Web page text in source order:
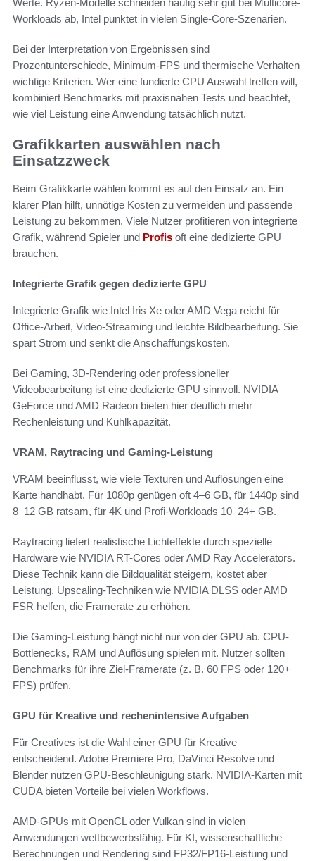
Workloads ab, Intel punktet in vielen Single-Core-Szenarien.
Bei der Interpretation von Ergebnissen sind
Prozentunterschiede, Minimum-FPS und thermische Verhalten
wichtige Kriterien. Wer eine fundierte CPU Auswahl treffen will,
kombiniert Benchmarks mit praxisnahen Tests und beachtet,
wie viel Leistung eine Anwendung tatsächlich nutzt.
Grafikkarten auswählen nach
Einsatzzweck
Beim Grafikkarte wählen kommt es auf den Einsatz an. Ein
klarer Plan hilft, unnötige Kosten zu vermeiden und passende
Leistung zu bekommen. Viele Nutzer profitieren von integrierte
Grafik, während Spieler und Profis oft eine dedizierte GPU
brauchen.
Integrierte Grafik gegen dedizierte GPU
Integrierte Grafik wie Intel Iris Xe oder AMD Vega reicht für
Office-Arbeit, Video-Streaming und leichte Bildbearbeitung. Sie
spart Strom und senkt die Anschaffungskosten.
Bei Gaming, 3D-Rendering oder professioneller
Videobearbeitung ist eine dedizierte GPU sinnvoll. NVIDIA
GeForce und AMD Radeon bieten hier deutlich mehr
Rechenleistung und Kühlkapazität.
VRAM, Raytracing und Gaming-Leistung
VRAM beeinflusst, wie viele Texturen und Auflösungen eine
Karte handhabt. Für 1080p genügen oft 4–6 GB, für 1440p sind
8–12 GB ratsam, für 4K und Profi-Workloads 10–24+ GB.
Raytracing liefert realistische Lichteffekte durch spezielle
Hardware wie NVIDIA RT-Cores oder AMD Ray Accelerators.
Diese Technik kann die Bildqualität steigern, kostet aber
Leistung. Upscaling-Techniken wie NVIDIA DLSS oder AMD
FSR helfen, die Framerate zu erhöhen.
Die Gaming-Leistung hängt nicht nur von der GPU ab. CPU-
Bottlenecks, RAM und Auflösung spielen mit. Nutzer sollten
Benchmarks für ihre Ziel-Framerate (z. B. 60 FPS oder 120+
FPS) prüfen.
GPU für Kreative und rechenintensive Aufgaben
Für Creatives ist die Wahl einer GPU für Kreative
entscheidend. Adobe Premiere Pro, DaVinci Resolve und
Blender nutzen GPU-Beschleunigung stark. NVIDIA-Karten mit
CUDA bieten Vorteile bei vielen Workflows.
AMD-GPUs mit OpenCL oder Vulkan sind in vielen
Anwendungen wettbewerbsfähig. Für KI, wissenschaftliche
Berechnungen und Rendering sind FP32/FP16-Leistung und